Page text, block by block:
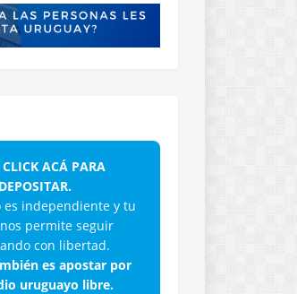
CLICK ACÁ PARA
DEPOSITAR.
es independiente y tu
permite seguir
con libertad.
es apostar por
uruguayo libre.